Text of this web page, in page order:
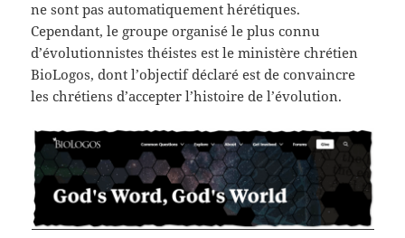
ne sont pas automatiquement hérétiques.
Cependant, le groupe organisé le plus connu
d’évolutionnistes théistes est le ministère chrétien
BioLogos, dont l’objectif déclaré est de convaincre
les chrétiens d’accepter l’histoire de l’évolution.